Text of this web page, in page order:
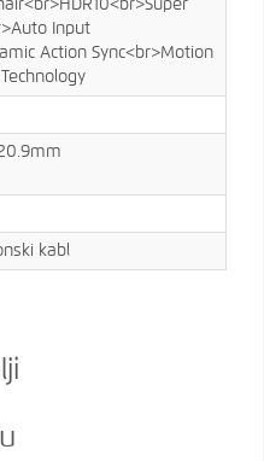
Input
Action Sync<br>Motion
kabl